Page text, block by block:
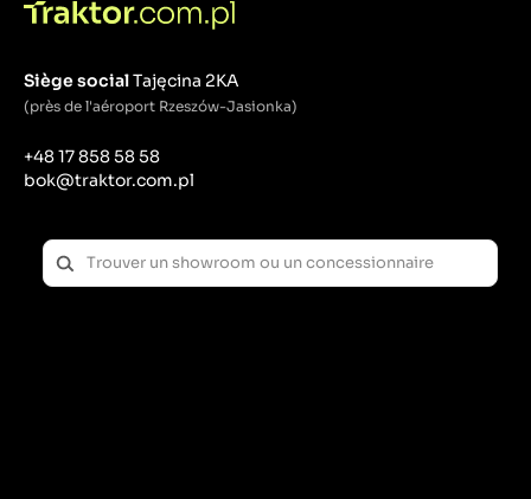
Siège socialTajęcina 2KA
(près de l'aéroport Rzeszów-Jasionka)
+48 17 858 58 58
bok@traktor.com.pl